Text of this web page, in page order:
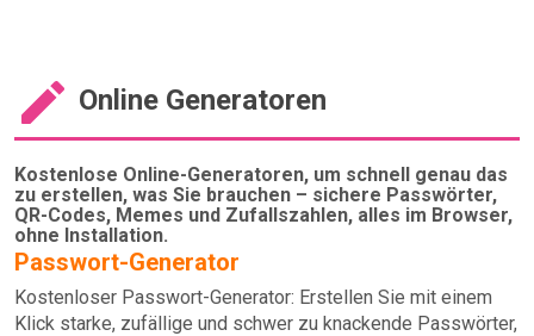
Online Generatoren
Kostenlose Online-Generatoren, um schnell genau das
zu erstellen, was Sie brauchen – sichere Passwörter,
QR-Codes, Memes und Zufallszahlen, alles im Browser,
ohne Installation.
Passwort-Generator
Kostenloser Passwort-Generator: Erstellen Sie mit einem
Klick starke, zufällige und schwer zu knackende Passwörter,